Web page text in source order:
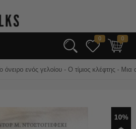
0 0
όνειρο ενός γελοίου - Ο τίμιος κλέφτης - Μια
10%